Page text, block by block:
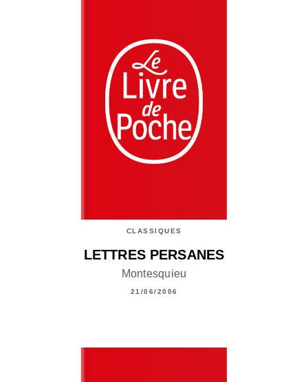
CLASSIQUES
LETTRES PERSANES
Montesquieu
21/06/2006